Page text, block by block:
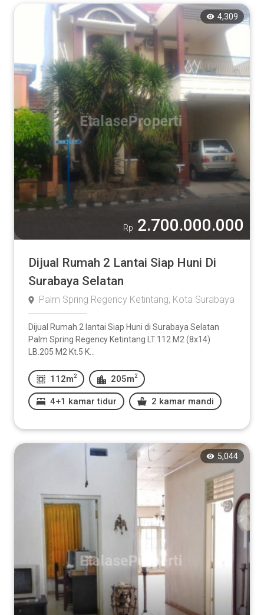
4,309
Rp 2.700.000.000
Dijual Rumah 2 Lantai Siap Huni Di
Surabaya Selatan
Palm Spring Regency Ketintang, Kota Surabaya
Dijual Rumah 2 lantai Siap Huni di Surabaya Selatan
Palm Spring Regency Ketintang LT.112 M2 (8x14)
LB.205 M2 Kt.5 K...
112m 2 205m 2
4+1 kamar tidur 2 kamar mandi
5,044